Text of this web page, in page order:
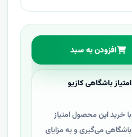
افزودن به سبد
امتیاز باشگاهی کازیو
با خرید این محصول امتیاز
باشگاهی می‌گیری و به مزایای